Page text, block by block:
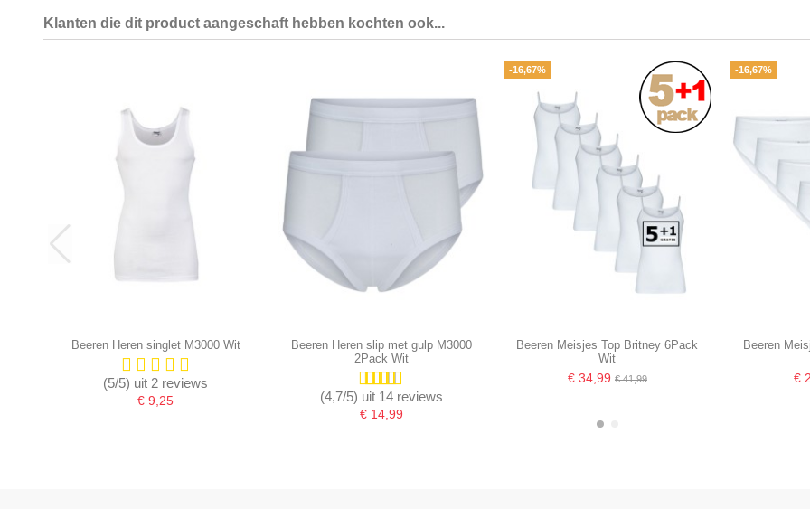
Klanten die dit product aangeschaft hebben kochten ook...
Beeren Heren singlet M3000 Wit
(5/5) uit 2 reviews
€ 9,25
Beeren Heren slip met gulp M3000
2Pack Wit
(4,7/5) uit 14 reviews
€ 14,99
-16,67%
Beeren Meisjes Top Britney 6Pack
Wit
€ 34,99 € 41,99
-16,67%
Beeren
€